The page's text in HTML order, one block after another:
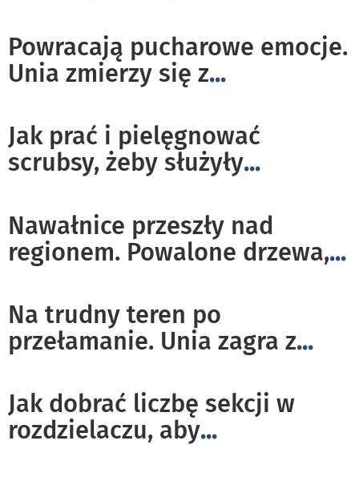
Powracają pucharowe emocje.
Unia zmierzy się z...
Jak prać i pielęgnować
scrubsy, żeby służyły...
Nawałnice przeszły nad
regionem. Powalone drzewa,...
Na trudny teren po
przełamanie. Unia zagra z...
Jak dobrać liczbę sekcji w
rozdzielaczu, aby...